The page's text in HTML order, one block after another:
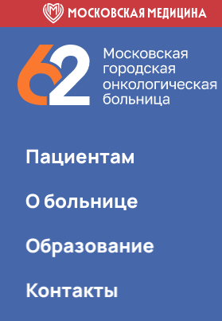
МОСКОВСКАЯ МЕДИЦИНА
Пациентам
О больнице
Образование
Контакты
Главная-Пациентам-Отделения
отделение 3
От первой
плана лечения
"Отделение общей
куда пациент попадает на